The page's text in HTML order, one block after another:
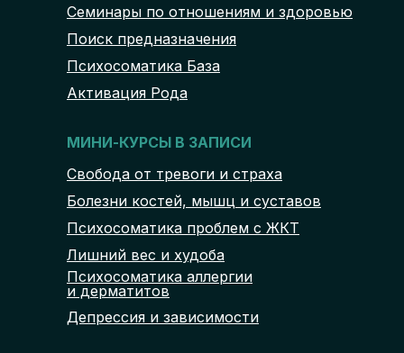
МИНИ-КУРСЫ В ЗАПИСИ
Болезни костей, мышц и суставов
Психосоматика проблем с ЖКТ
Лишний вес и худоба
Свобода от тревоги и страха
Психосоматика аллергии
и дерматитов
Депрессия и зависимости
Семинары по отношениям и здоровью
Психосоматика База
Активация Рода
Поиск предназначения